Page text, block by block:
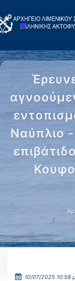
Ναύπλιο
10/07/2025 10:58